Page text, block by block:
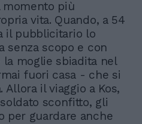
momento più
vita. Quando, a 54
il pubblicitario lo
senza scopo e con
moglie sbiadita nel
fuori casa - che si
il viaggio a Kos,
sconfitto, gli
per guardare anche